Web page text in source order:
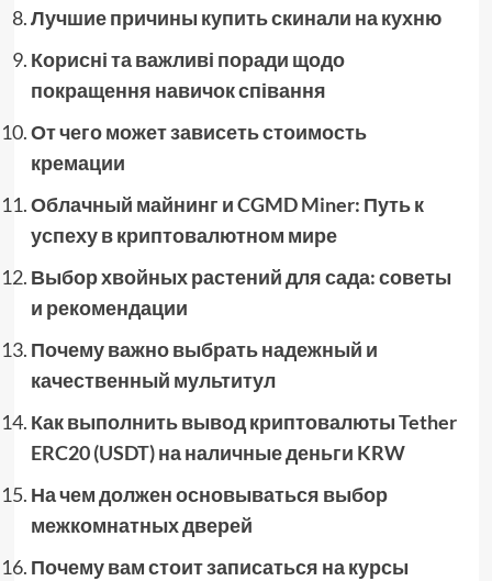
Лучшие причины купить скинали на кухню
Корисні та важливі поради щодо
покращення навичок співання
От чего может зависеть стоимость
кремации
Облачный майнинг и CGMD Miner: Путь к
успеху в криптовалютном мире
Выбор хвойных растений для сада: советы
и рекомендации
Почему важно выбрать надежный и
качественный мультитул
Как выполнить вывод криптовалюты Tether
ERC20 (USDT) на наличные деньги KRW
На чем должен основываться выбор
межкомнатных дверей
Почему вам стоит записаться на курсы